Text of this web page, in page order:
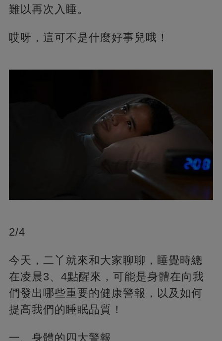
難以再次入睡。
哎呀，這可不是什麼好事兒哦！
2/4
今天，二丫就來和大家聊聊，睡覺時總
在凌晨3、4點醒來，可能是身體在向我
們發出哪些重要的健康警報，以及如何
提高我們的睡眠品質！
一、身體的四大警報